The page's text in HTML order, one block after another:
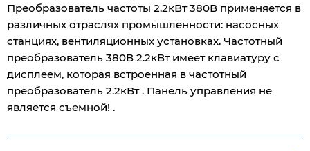
Преобразователь частоты 2.2кВт 380В применяется в
различных отраслях промышленности: насосных
станциях, вентиляционных установках. Частотный
преобразователь 380В 2.2кВт имеет клавиатуру с
дисплеем, которая встроенная в частотный
преобразователь 2.2кВт . Панель управления не
является съемной! .